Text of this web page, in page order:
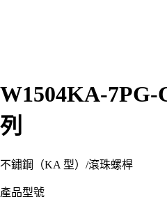
W1504KA-7PG-
列
不鏽鋼（KA 型） /滾珠螺桿
產品型號